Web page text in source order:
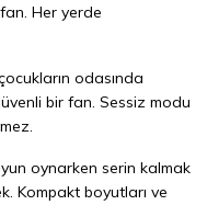
Her yerde
odasında
bir fan. Sessiz modu
oynarken serin kalmak
Kompakt boyutları ve